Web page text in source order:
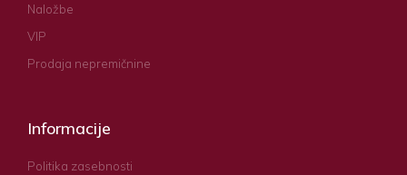
Naložbe
VIP
Prodaja nepremičnine
Informacije
Politika zasebnosti